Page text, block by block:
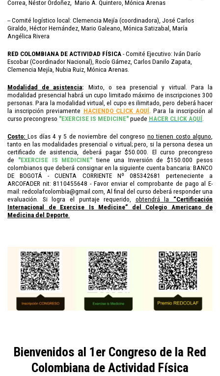
Correa, Néstor Ordoñez, Mario A. Quintero, Mónica Arenas
-- Comité logístico local: Clemencia Mejía (coordinadora), José Carlos
Giraldo, Héctor Hernández, Mario Galeano, Mónica Satizabal, María
Angélica Rivera
RED COLOMBIANA DE ACTIVIDAD FÍSICA - Comité Ejecutivo: Iván Darío
Escobar (Coordinador Nacional), Rocío Gámez, Carlos Danilo Zapata,
Clemencia Mejía, Nubia Ruiz, Mónica Arenas.
Modalidad de asistencia: Mixto, o sea presencial y virtual. Para la
modalidad presencial habrá un cupo limitado máximo de inscripciones 300
personas. Para la modalidad virtual, el cupo es ilimitado, pero deberá hacer
la inscripción previamente HACIENDO CLICK AQUÍ . Para la inscripción al
curso precongreso "EXERCISE IS MEDICINE" puede HACER CLICK AQUÍ
Costo:Los días 4 y 5 de noviembre del congreso no tienen costo alguno
tanto en las modalidades presencial o virtual; pero, si la persona desea un
certificado de asistencia, deberá pagar $50.000. El curso precongreso
de "EXERCISE IS MEDICINE" tiene una Inversión de $150.000 pesos
colombianos que deberá consignar en la siguiente cuenta bancaria: BANCO
DE BOGOTÁ - CUENTA CORRIENTE Nº 085342681 perteneciente a
ARCOFADER nit: 8110455648 - Favor enviar el comprobante de pago al E-
mail: redcolafcolombia@gmail.com, Al final del curso deberá responder una
evaluación. Si logra el puntaje requerido, obtendrá la “Certificación
Internacional de Exercise Is Medicine” del Colegio Americano de
Medicina del Deporte
Bienvenidos al 1er Congreso de la Red
Colombiana de Actividad Física